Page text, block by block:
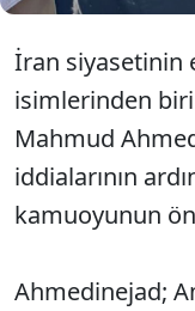
İran siyasetinin
isimlerinden
Mahmud
iddialarının
kamuoyunun
Ahmedinejad;